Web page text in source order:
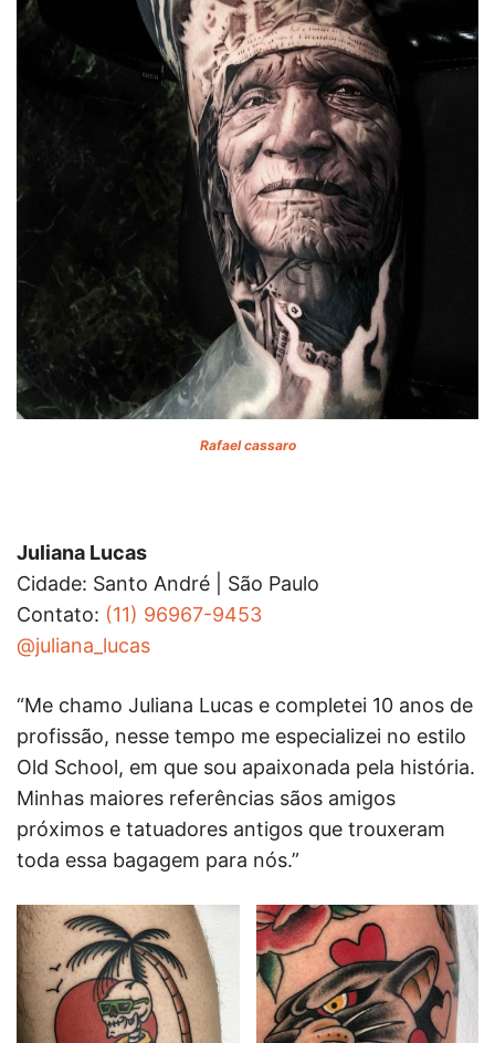
Rafael cassaro
Juliana Lucas
Cidade: Santo André | São Paulo
Contato: (11) 96967-9453
@juliana_lucas
“Me chamo Juliana Lucas e completei 10 anos de
profissão, nesse tempo me especializei no estilo
Old School, em que sou apaixonada pela história.
Minhas maiores referências sãos amigos
próximos e tatuadores antigos que trouxeram
toda essa bagagem para nós.”